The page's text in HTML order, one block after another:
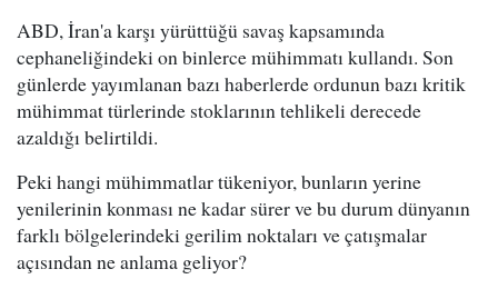
ABD, İran'a karşı yürüttüğü savaş kapsamında
cephaneliğindeki on binlerce mühimmatı kullandı. Son
günlerde yayımlanan bazı haberlerde ordunun bazı kritik
mühimmat türlerinde stoklarının tehlikeli derecede
azaldığı belirtildi.
Peki hangi mühimmatlar tükeniyor, bunların yerine
yenilerinin konması ne kadar sürer ve bu durum dünyanın
farklı bölgelerindeki gerilim noktaları ve çatışmalar
açısından ne anlama geliyor?